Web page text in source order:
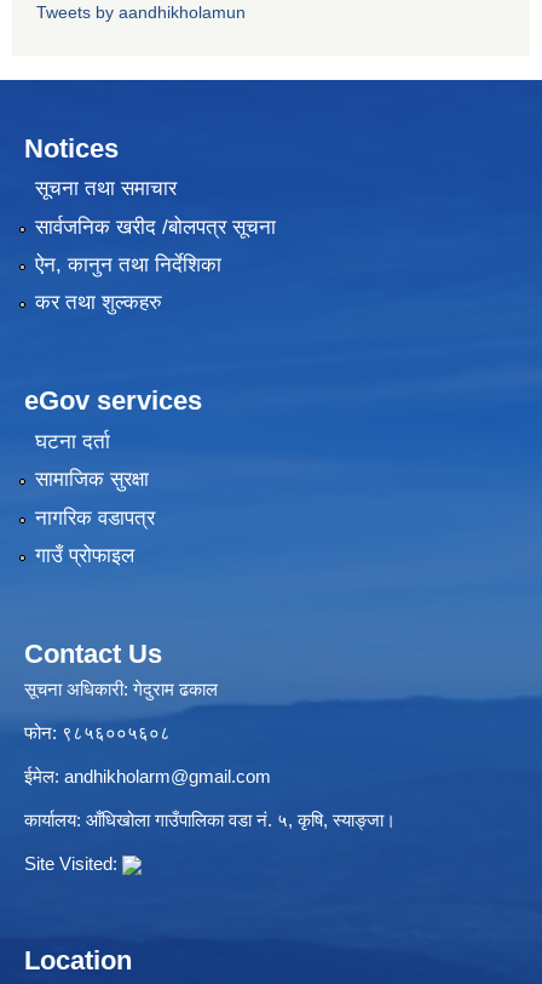
Tweets by aandhikholamun
Notices
सूचना तथा समाचार
सार्वजनिक खरीद /बोलपत्र सूचना
ऐन, कानुन तथा निर्देशिका
कर तथा शुल्कहरु
eGov services
घटना दर्ता
सामाजिक सुरक्षा
नागरिक वडापत्र
गाउँ प्रोफाइल
Contact Us
सूचना अधिकारी: गेदुराम ढकाल
फोन: ९८५६००५६०८
ईमेल: andhikholarm@gmail.com
कार्यालय: आँधिखोला गाउँपालिका वडा नं. ५, कृषि, स्याङ्जा।
Site Visited:
Location